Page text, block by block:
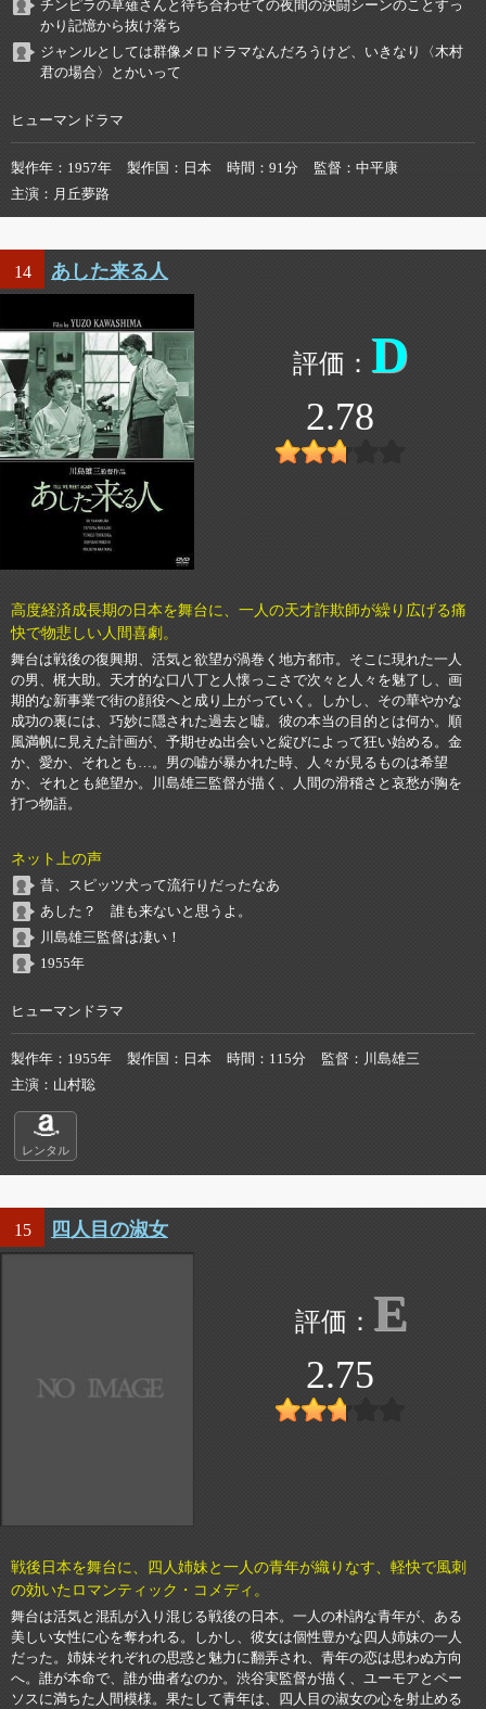
チンピラの草薙さんと待ち合わせての夜間の決闘シーンのことすっ
かり記憶から抜け落ち
ジャンルとしては群像メロドラマなんだろうけど、いきなり〈木村
君の場合〉とかいって
ヒューマンドラマ
製作年 1957年 製作国 日本 時間 91分 監督
中平康
主演
月丘夢路
14 あした来る人
D
2.78
高度経済成長期の日本を舞台に、一人の天才詐欺師が繰り広げる痛
快で物悲しい人間喜劇。
舞台は戦後の復興期、活気と欲望が渦巻く地方都市。そこに現れた一人
の男、梶大助。天才的な口八丁と人懐っこさで次々と人々を魅了し、画
期的な新事業で街の顔役へと成り上がっていく。しかし、その華やかな
成功の裏には、巧妙に隠された過去と嘘。彼の本当の目的とは何か。順
風満帆に見えた計画が、予期せぬ出会いと綻びによって狂い始める。金
か、愛か、それとも…。男の嘘が暴かれた時、人々が見るものは希望
か、それとも絶望か。川島雄三監督が描く、人間の滑稽さと哀愁が胸を
打つ物語。
ネット上の声
昔、スピッツ犬って流行りだったなあ
あした？ 誰も来ないと思うよ。
川島雄三監督は凄い！
1955年
ヒューマンドラマ
製作年 1955年 製作国 日本 時間 115分 監督
川島雄三
主演
山村聡
レンタル
15 四人目の淑女
E
2.75
戦後日本を舞台に、四人姉妹と一人の青年が織りなす、軽快で風刺
の効いたロマンティック・コメディ。
舞台は活気と混乱が入り混じる戦後の日本。一人の朴訥な青年が、ある
美しい女性に心を奪われる。しかし、彼女は個性豊かな四人姉妹の一人
だった。姉妹それぞれの思惑と魅力に翻弄され、青年の恋は思わぬ方向
へ。誰が本命で、誰が曲者なのか。渋谷実監督が描く、ユーモアとペー
ソスに満ちた人間模様。果たして青年は、四人目の淑女の心を射止める